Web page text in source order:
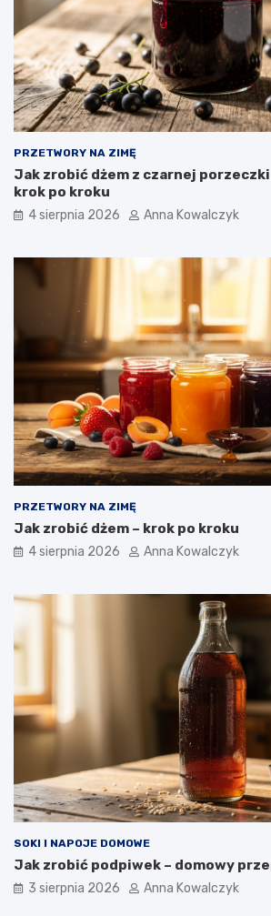
PRZETWORY NA ZIMĘ
Jak zrobić dżem z czarnej
krok po kroku
4 sierpnia 2026 Anna Kowalczyk
PRZETWORY NA ZIMĘ
Jak zrobić dżem – krok po kroku
4 sierpnia 2026 Anna Kowalczyk
SOKI I NAPOJE DOMOWE
Jak zrobić podpiwek – domowy
3 sierpnia 2026 Anna Kowalczyk